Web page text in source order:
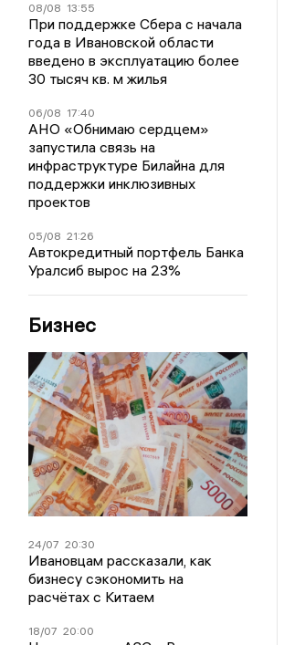
08/08 13:55
При поддержке Сбера с начала
года в Ивановской области
введено в эксплуатацию более
30 тысяч кв. м жилья
06/08 17:40
АНО «Обнимаю сердцем»
запустила связь на
инфраструктуре Билайна для
поддержки инклюзивных
проектов
05/08 21:26
Автокредитный портфель Банка
Уралсиб вырос на 23%
Бизнес
24/07 20:30
Ивановцам рассказали, как
бизнесу сэкономить на
расчётах с Китаем
18/07 20:00